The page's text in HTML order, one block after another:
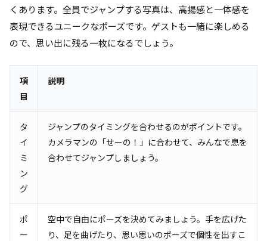
くあります。全員でジャンプする写真は、高揚感と一体感を
表現できるユニークなポーズです。ゲストも一緒に楽しめる
ので、思い出に残る一枚になるでしょう。
項
目
説明
タ
イ
ミ
ン
グ
ジャンプのタイミングを合わせるのがポイントです。
カメラマンの「せーの！」に合わせて、みんなで息を
合わせてジャンプしましょう。
ポ
ー
空中で自由にポーズを決めてみましょう。手を広げた
り、足を曲げたり、思い思いのポーズで個性を出すこ